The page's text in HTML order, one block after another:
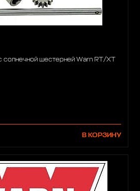
солнечной шестерней Warn RT/XT
В КОРЗИНУ